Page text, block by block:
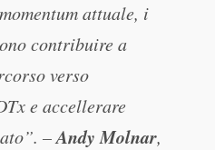
attuale, i
contribuire a
verso
e accellerare
–Andy Molnar,